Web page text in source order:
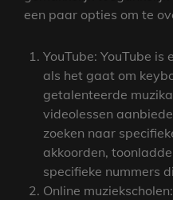
een paar opties om te
YouTube: YouTube
als het gaat om
getalenteerde
videolessen
zoeken naar
akkoorden,
specifieke nummers
Online